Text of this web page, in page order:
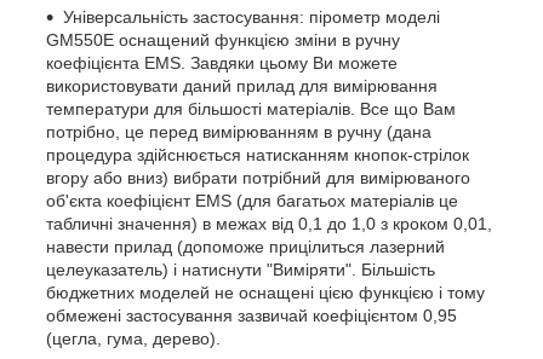
Універсальність застосування: пірометр моделі
GM550E оснащений функцією зміни в ручну
коефіцієнта EMS. Завдяки цьому Ви можете
використовувати даний прилад для вимірювання
температури для більшості матеріалів. Все що Вам
потрібно, це перед вимірюванням в ручну (дана
процедура здійснюється натисканням кнопок-стрілок
вгору або вниз) вибрати потрібний для вимірюваного
об'єкта коефіцієнт EMS (для багатьох матеріалів це
табличні значення) в межах від 0,1 до 1,0 з кроком 0,01,
навести прилад (допоможе прицілиться лазерний
целеуказатель) і натиснути "Виміряти". Більшість
бюджетних моделей не оснащені цією функцією і тому
обмежені застосування зазвичай коефіцієнтом 0,95
(цегла, гума, дерево).